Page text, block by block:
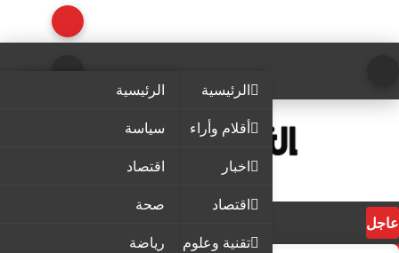
الرئيسية
أقلام وأراء
اخبار
اقتصاد
تقنية وعلوم
الرئيسية
سياسة
اقتصاد
صحة
رياضة
عاجل